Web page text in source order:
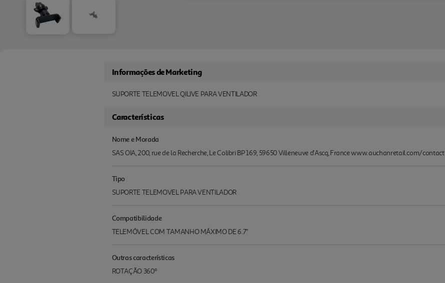
Informações de Marketing
SUPORTE TELEMOVEL QILIVE PARA VENTILADOR
Características
Nome e Morada
SAS OIA, 200, rue de la Recherche, Le Colibri BP 169, 59650 Villeneuve d'Ascq, France www.auchanretail.com/contact
Tipo
SUPORTE TELEMOVEL PARA VENTILADOR
Compatibilidade
TELEMÓVEL COM TAMANHO MÁXIMO DE 6.7"
Outras características
ROTAÇÃO 360º